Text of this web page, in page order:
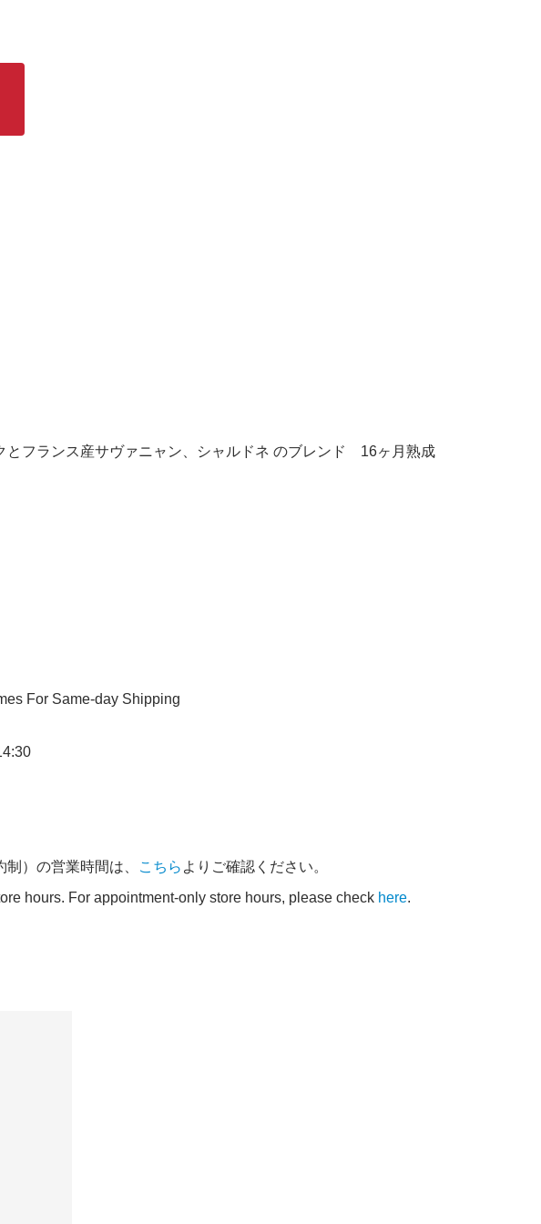
とフランス産サヴァニャン、シャルドネ のブレンド 16ヶ月熟成
For Same-day Shipping
）の営業時間は、 こちら よりご確認ください。
hours. For appointment-only store hours, please check here.